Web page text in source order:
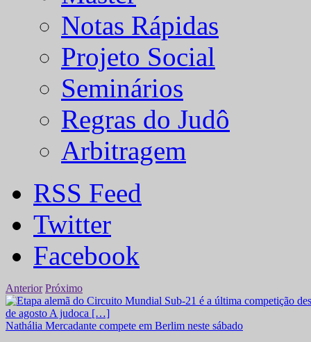
Notas Rápidas
Projeto Social
Seminários
Regras do Judô
Arbitragem
RSS Feed
Twitter
Facebook
Anterior Próximo
Nathália Mercadante compete em Berlim neste sábado